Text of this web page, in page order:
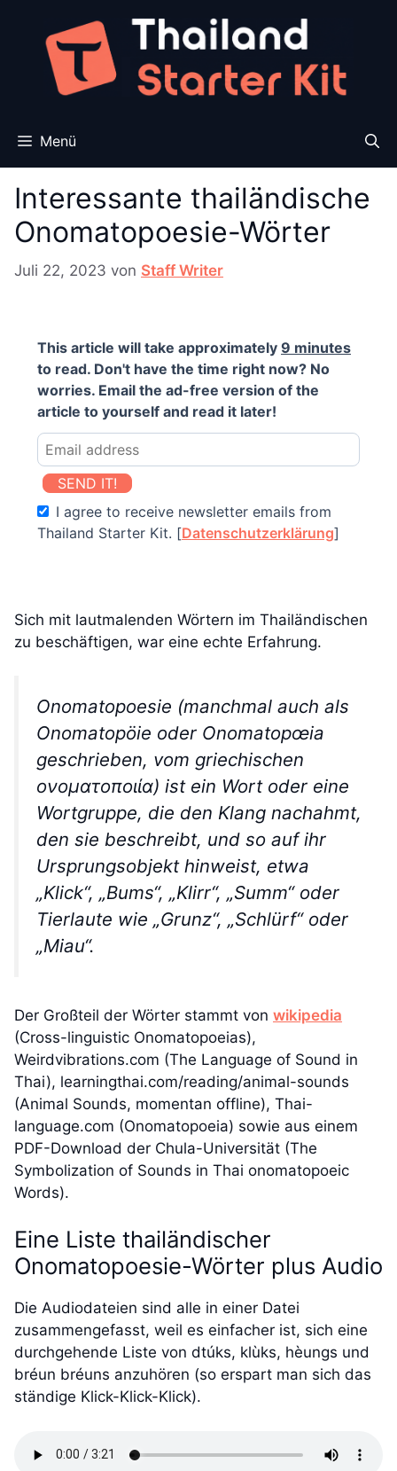
springen
Menü
Interessante thailändische
Onomatopoesie-Wörter
Juli 22, 2023 von Staff Writer
This article will take approximately 9 minutes
to read. Don't have the time right now? No
worries. Email the ad-free version of the
article to yourself and read it later!
SEND IT!
I agree to receive newsletter emails from
Thailand Starter Kit. [Datenschutzerklärung]
Sich mit lautmalenden Wörtern im Thailändischen
zu beschäftigen, war eine echte Erfahrung.
Onomatopoesie (manchmal auch als
Onomatopöie oder Onomatopœia
geschrieben, vom griechischen
ονοματοποιία) ist ein Wort oder eine
Wortgruppe, die den Klang nachahmt,
den sie beschreibt, und so auf ihr
Ursprungsobjekt hinweist, etwa
„Klick“, „Bums“, „Klirr“, „Summ“ oder
Tierlaute wie „Grunz“, „Schlürf“ oder
„Miau“.
Der Großteil der Wörter stammt von wikipedia
(Cross-linguistic Onomatopoeias),
Weirdvibrations.com (The Language of Sound in
Thai), learningthai.com/reading/animal-sounds
(Animal Sounds, momentan offline), Thai-
language.com (Onomatopoeia) sowie aus einem
PDF-Download der Chula-Universität (The
Symbolization of Sounds in Thai onomatopoeic
Words).
Eine Liste thailändischer
Onomatopoesie-Wörter plus Audio
Die Audiodateien sind alle in einer Datei
zusammengefasst, weil es einfacher ist, sich eine
durchgehende Liste von dtúks, klùks, hèungs und
bréun bréuns anzuhören (so erspart man sich das
ständige Klick-Klick-Klick).